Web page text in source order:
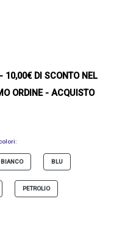
10,00€ DI SCONTO NEL
ORDINE - ACQUISTO
BIANCO BLU
PETROLIO